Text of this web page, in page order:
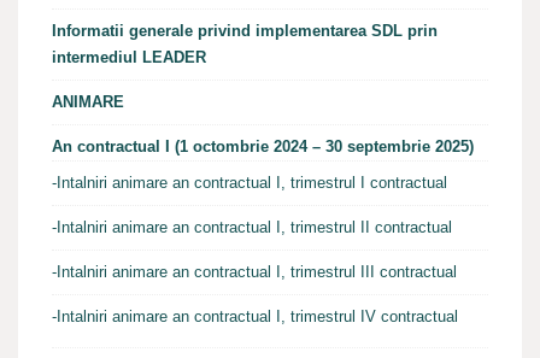
Informatii generale privind implementarea SDL prin
intermediul LEADER
ANIMARE
An contractual I (1 octombrie 2024 – 30 septembrie 2025)
-Intalniri animare an contractual I, trimestrul I contractual
-Intalniri animare an contractual I, trimestrul II contractual
-Intalniri animare an contractual I, trimestrul III contractual
-Intalniri animare an contractual I, trimestrul IV contractual